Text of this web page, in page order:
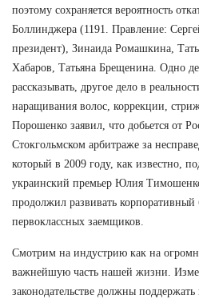
поэтому сохраняется вероятность
Боллинджера (1191. Правление:
президент), Зинаида Ромашкина,
Хабаров, Татьяна Брещенина. Одно
рассказывать, другое дело в
наращивания волос, коррекции,
Порошенко заявил, что добьется от
Стокгольмском арбитраже за
который в 2009 году, как известно,
украинский премьер Юлия
продолжил развивать корпоративный
первоклассных заемщиков.
Смотрим на индустрию как на
важнейшую часть нашей жизни.
законодательстве должны